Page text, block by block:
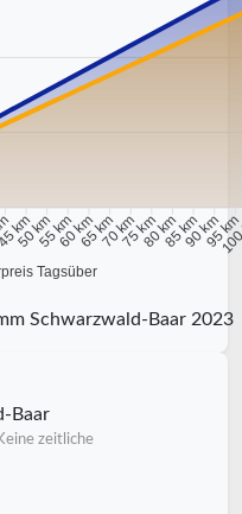
km
50 km55 km60 km65 km70 km75 km80 km85 km90 km95 km
Tagsüber
Schwarzwald-Baar 2023
Baar
zeitliche